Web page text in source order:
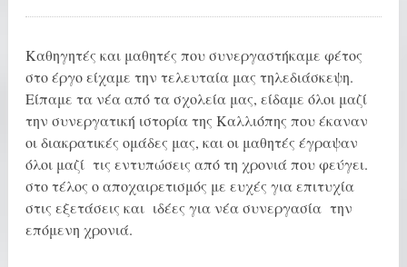
Καθηγητές και μαθητές που συνεργαστήκαμε φέτος
στο έργο είχαμε την τελευταία μας τηλεδιάσκεψη.
Είπαμε τα νέα από τα σχολεία μας, είδαμε όλοι μαζί
την συνεργατική ιστορία της Καλλιόπης που έκαναν
οι διακρατικές ομάδες μας, και οι μαθητές έγραψαν
όλοι μαζί τις εντυπώσεις από τη χρονιά που φεύγει.
στο τέλος ο αποχαιρετισμός με ευχές για επιτυχία
στις εξετάσεις και ιδέες για νέα συνεργασία την
επόμενη χρονιά.